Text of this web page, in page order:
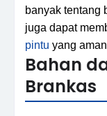
banyak tentang
juga dapat
pintu yang
Bahan
Brankas